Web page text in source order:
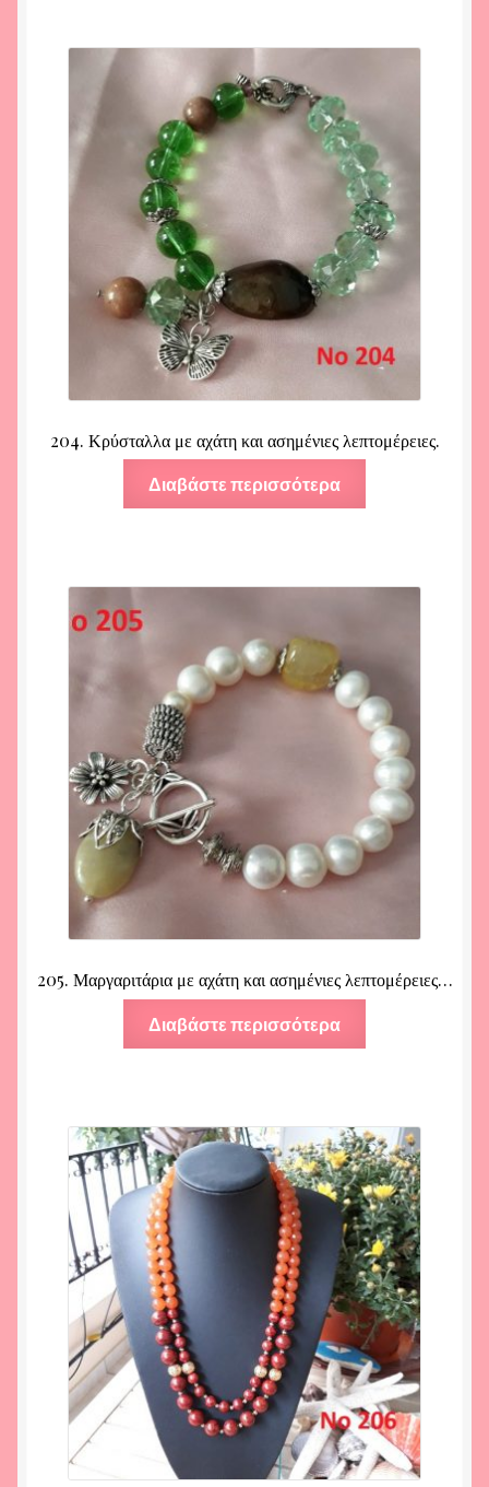
204. Κρύσταλλα με αχάτη και ασημένιες λεπτομέρειες.
Διαβάστε περισσότερα
205. Μαργαριτάρια με αχάτη και ασημένιες λεπτομέρειες…
Διαβάστε περισσότερα